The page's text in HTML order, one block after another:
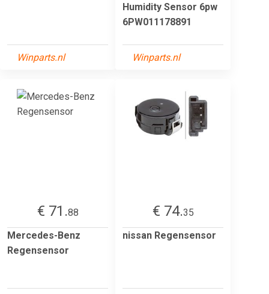
Winparts.nl
Humidity Sensor 6pw
6PW011178891
Winparts.nl
€ 71.88
Mercedes-Benz
Regensensor
€ 74.35
nissan Regensensor